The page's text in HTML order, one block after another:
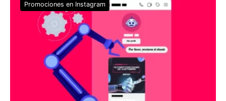
Promociones en Instagram